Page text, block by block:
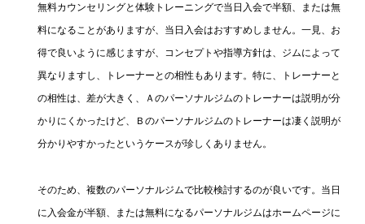
無料カウンセリングと体験トレーニングで当日入会で半額、または無
料になることがありますが、当日入会はおすすめしません。一見、お
得で良いように感じますが、コンセプトや指導方針は、ジムによって
異なりますし、トレーナーとの相性もあります。特に、トレーナーと
の相性は、差が大きく、Ａのパーソナルジムのトレーナーは説明が分
かりにくかったけど、Ｂのパーソナルジムのトレーナーは凄く説明が
分かりやすかったというケースが珍しくありません。
そのため、複数のパーソナルジムで比較検討するのが良いです。当日
に入会金が半額、または無料になるパーソナルジムはホームページに